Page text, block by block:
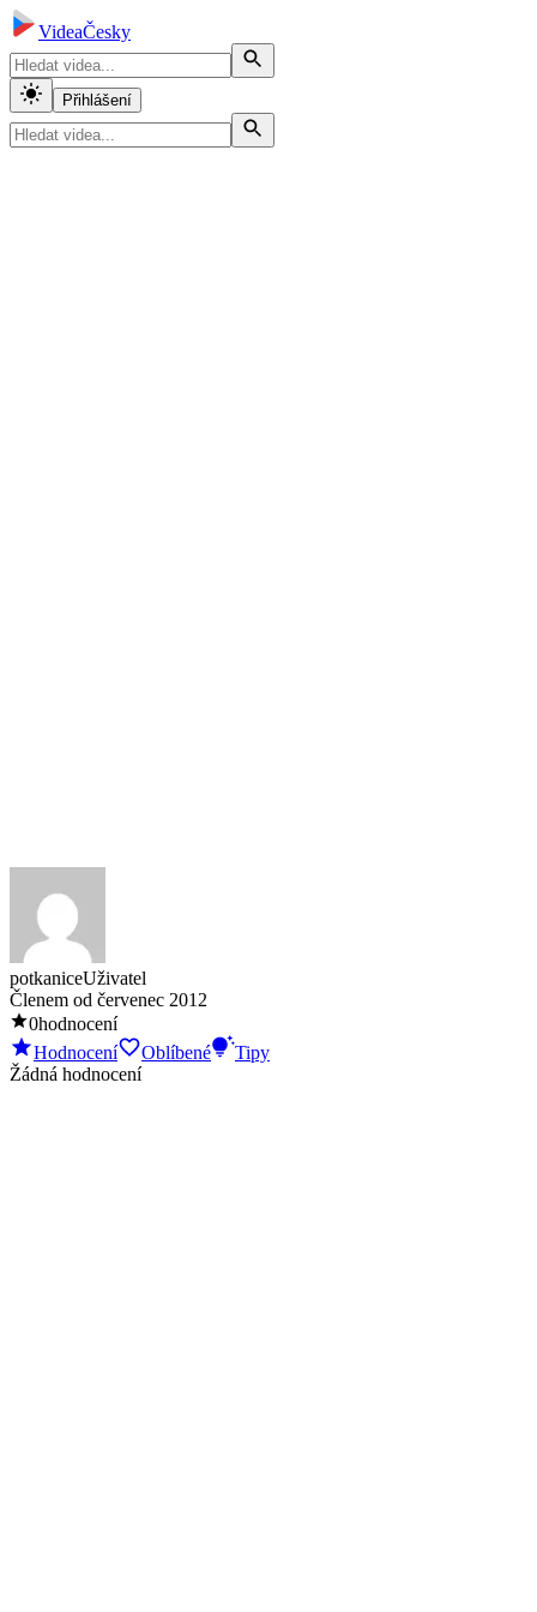
VideaČesky
Přihlášení
potkaniceUživatel
Členem od červenec 2012
0hodnocení
Hodnocení
Oblíbené
Tipy
Žádná hodnocení